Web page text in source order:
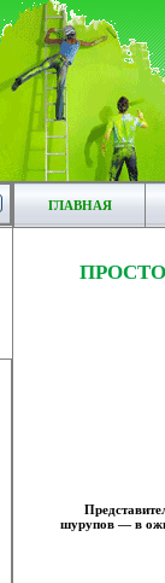
ГЛАВНАЯ
шурупов — в